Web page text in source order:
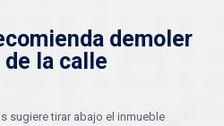
demoler
la calle
sugiere tirar abajo el inmueble